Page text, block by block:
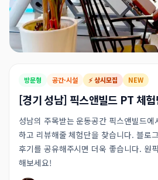
방문형 공간·시설 ⚡ 상시모집 NEW
[경기 성남] 픽스앤빌드 PT 체험
성남의 주목받는 운동공간 픽스앤빌드
하고 리뷰해줄 체험단을 찾습니다. 블로
후기를 공유해주시면 더욱 좋습니다. 원
해보세요!